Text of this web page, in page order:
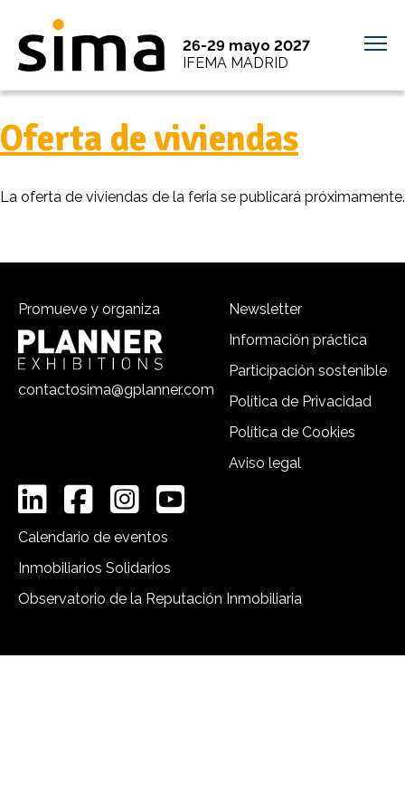
26-29 mayo 2027
IFEMA MADRID
Oferta de viviendas
La oferta de viviendas de la feria se publicará próximamente.
Promueve y organiza
contactosima@gplanner.com
Newsletter
Información práctica
Participación sostenible
Política de Privacidad
Política de Cookies
Aviso legal
Calendario de eventos
Inmobiliarios Solidarios
Observatorio de la Reputación Inmobiliaria